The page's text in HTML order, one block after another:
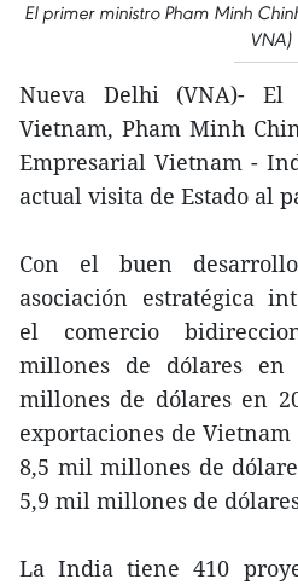
El primer ministro Pham Minh
VNA)
Nueva Delhi (VNA)-
Vietnam, Pham Minh
Empresarial Vietnam -
actual visita de Estado al
Con el buen
asociación estratégica
el comercio
millones de dólares
millones de dólares en
exportaciones de
8,5 mil millones de
5,9 mil millones de
La India tiene 410